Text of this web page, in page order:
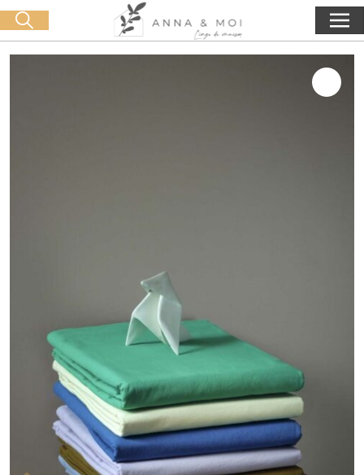
Oferta de entrega a partir de 60€ de compra 0,00€